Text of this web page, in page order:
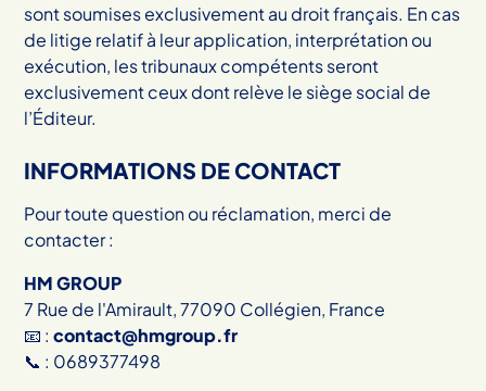
sont soumises exclusivement au droit français. En cas
de litige relatif à leur application, interprétation ou
exécution, les tribunaux compétents seront
exclusivement ceux dont relève le siège social de
l’Éditeur.
INFORMATIONS DE CONTACT
Pour toute question ou réclamation, merci de
contacter :
HM GROUP
7 Rue de l'Amirault, 77090 Collégien, France
📧 :contact@hmgroup.fr
📞 : 0689377498